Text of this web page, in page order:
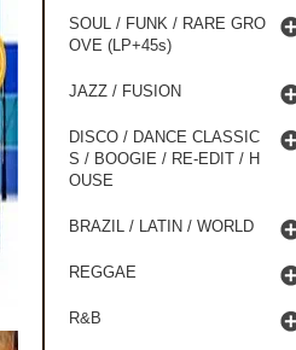
SOUL / FUNK / RARE GRO
OVE (LP+45s)
JAZZ / FUSION
DISCO / DANCE CLASSIC
S / BOOGIE / RE-EDIT / H
OUSE
BRAZIL / LATIN / WORLD
REGGAE
R&B